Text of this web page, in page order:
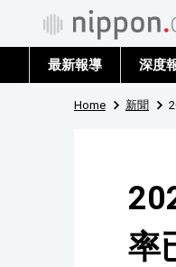
最新報導 深度
Home 新聞
率